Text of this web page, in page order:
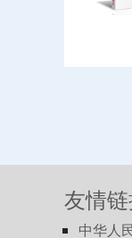
友情
中华人